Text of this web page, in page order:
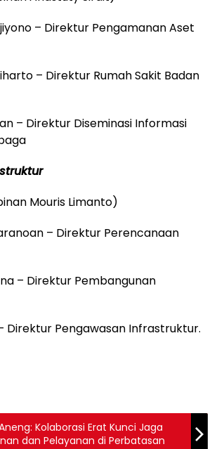
– Direktur Pengamanan Aset
– Direktur Rumah Sakit Badan
– Direktur Diseminasi Informasi
Mouris Limanto)
– Direktur Perencanaan
– Direktur Pembangunan
Direktur Pengawasan Infrastruktur.
Kolaborasi Erat Kunci Jaga
dan Pelayanan di Perbatasan